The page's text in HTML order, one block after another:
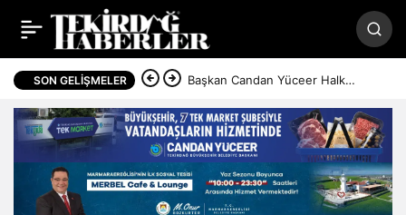
SON GELIŞMELER Başkan Candan Yüceer Halk
Günü’nde vatandaşlarla buluştu
Cem Avşar’dan Bakan
Kurum’a İlbank
kaynaklarıyla ilgili soru
önergesi
Paylaş